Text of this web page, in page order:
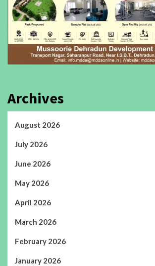
Archives
August 2026
July 2026
June 2026
May 2026
April 2026
March 2026
February 2026
January 2026